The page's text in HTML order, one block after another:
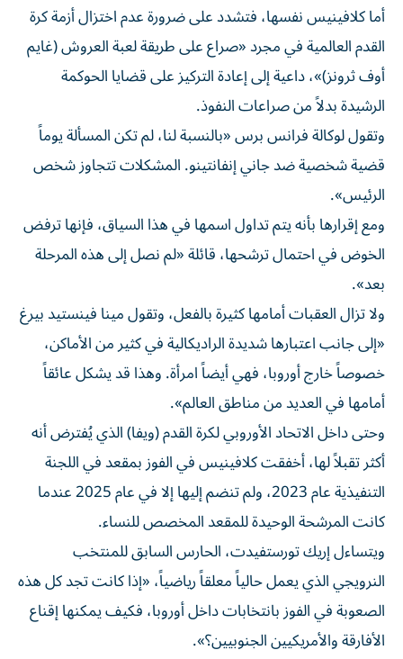
أما كلافينيس نفسها، فتشدد على ضرورة عدم اختزال أزمة كرة
القدم العالمية في مجرد «صراع على طريقة لعبة العروش (غايم
أوف ثرونز)»، داعية إلى إعادة التركيز على قضايا الحوكمة
الرشيدة بدلاً من صراعات النفوذ.
وتقول لوكالة فرانس برس «بالنسبة لنا، لم تكن المسألة يوماً
قضية شخصية ضد جاني إنفانتينو. المشكلات تتجاوز شخص
الرئيس».
ومع إقرارها بأنه يتم تداول اسمها في هذا السياق، فإنها ترفض
الخوض في احتمال ترشحها، قائلة «لم نصل إلى هذه المرحلة
بعد».
ولا تزال العقبات أمامها كثيرة بالفعل، وتقول مينا فينستيد بيرغ
«إلى جانب اعتبارها شديدة الراديكالية في كثير من الأماكن،
خصوصاً خارج أوروبا، فهي أيضاً امرأة. وهذا قد يشكل عائقاً
أمامها في العديد من مناطق العالم».
وحتى داخل الاتحاد الأوروبي لكرة القدم (ويفا) الذي يُفترض أنه
أكثر تقبلاً لها، أخفقت كلافينيس في الفوز بمقعد في اللجنة
التنفيذية عام 2023، ولم تنضم إليها إلا في عام 2025 عندما
كانت المرشحة الوحيدة للمقعد المخصص للنساء.
ويتساءل إريك تورستفيدت، الحارس السابق للمنتخب
النرويجي الذي يعمل حالياً معلقاً رياضياً، «إذا كانت تجد كل هذه
الصعوبة في الفوز بانتخابات داخل أوروبا، فكيف يمكنها إقناع
الأفارقة والأمريكيين الجنوبيين؟».